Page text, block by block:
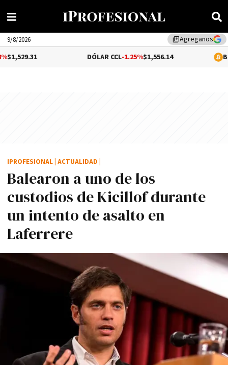
library_addAgreganos
9/8/2026
DÓLAR CCL-1.25%$1,556.14 BITCOIN
Balearon a uno de los
custodios de Kicillof durante
un intento de asalto en
Laferrere
IPROFESIONAL ACTUALIDAD